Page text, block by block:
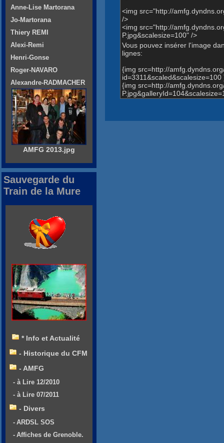
<img src="http://
/>
<img src="http://
P.jpg&scalesize=100" />
Vous pouvez insérer l'image
lignes:
{img src=http://
id=3311&scaled&scalesize=100
{img src=http://
Anne-Lise Martorana
Jo-Martorana
Thiery REMI
Alexi-Remi
Henri-Gonse
Roger-NAVARO
Alexandre-RADMACHER
AMFG 2013.jpg
Sauvegarde du
Train de la Mure
* Info et Actualité
- Historique du CFM
- AMFG
- à Lire 12/2010
- à Lire 07/2011
- Divers
- ARDSL SOS
- Affiches de Grenoble.